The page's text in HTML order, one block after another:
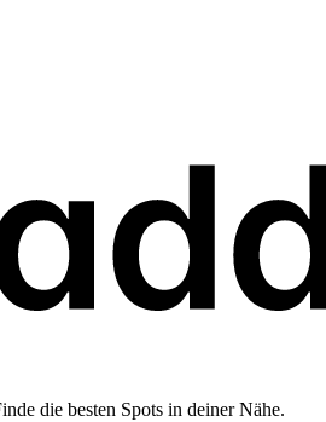
die besten Spots in deiner Nähe.